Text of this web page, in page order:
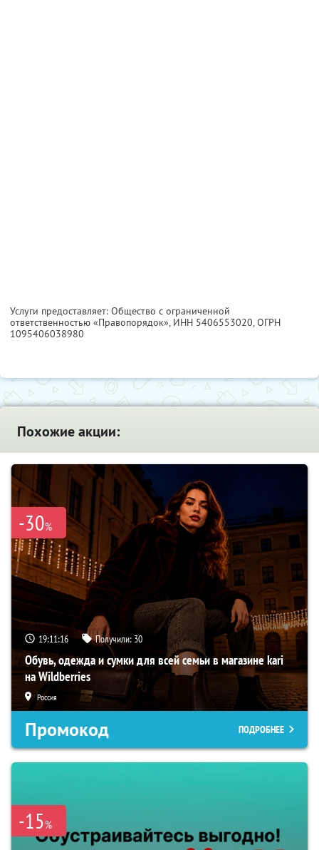
Услуги предоставляет: Общество с ограниченной
ответственностью «Правопорядок», ИНН 5406553020, ОГРН
1095406038980
Похожие акции:
-30%
19:11:15 Получили: 30
Обувь, одежда и сумки для всей семьи в магазине kari
на Wildberries
Россия
Промокод ПОДРОБНЕЕ
-15%